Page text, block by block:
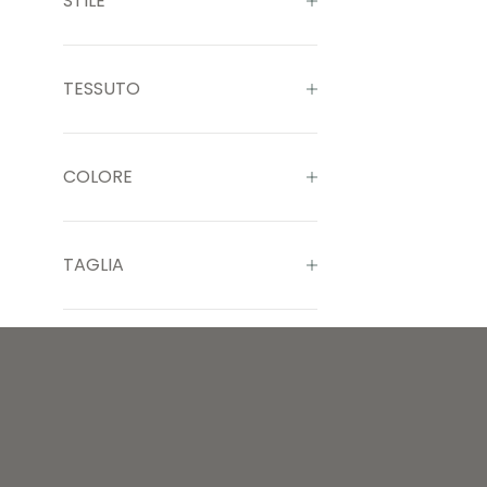
TESSUTO
COLORE
TAGLIA